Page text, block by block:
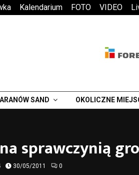
Kalendarium FOTO VIDEO
SAND OKOLICZNE
sprawczynią
30/05/2011 0